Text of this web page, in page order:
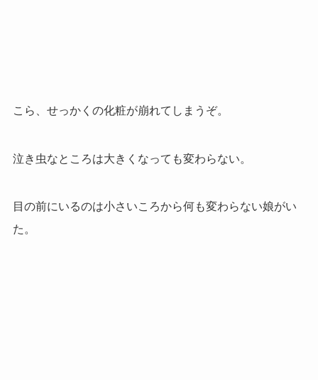
こら、せっかくの化粧が崩れてしまうぞ。
泣き虫なところは大きくなっても変わらない。
目の前にいるのは小さいころから何も変わらない娘がい
た。